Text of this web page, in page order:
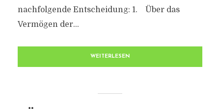
nachfolgende Entscheidung: 1. Über das
Vermögen der...
WEITERLESEN